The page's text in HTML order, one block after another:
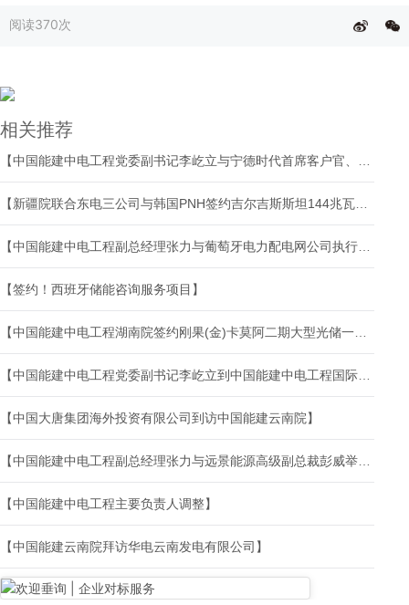
阅读370次
相关推荐
【中国能建中电工程党委副书记李屹立与宁德时代首席客户官、市场体系联席总裁谭立斌会谈】
【新疆院联合东电三公司与韩国PNH签约吉尔吉斯斯坦144兆瓦光伏EPC项目】
【中国能建中电工程副总经理张力与葡萄牙电力配电网公司执行董事若昂·马丁斯·德·卡瓦略会谈】
【签约！西班牙储能咨询服务项目】
【中国能建中电工程湖南院签约刚果(金)卡莫阿二期大型光储一体化智能微电网项目】
【中国能建中电工程党委副书记李屹立到中国能建中电工程国际公司调研指导】
【中国大唐集团海外投资有限公司到访中国能建云南院】
【中国能建中电工程副总经理张力与远景能源高级副总裁彭威举行会谈】
【中国能建中电工程主要负责人调整】
【中国能建云南院拜访华电云南发电有限公司】